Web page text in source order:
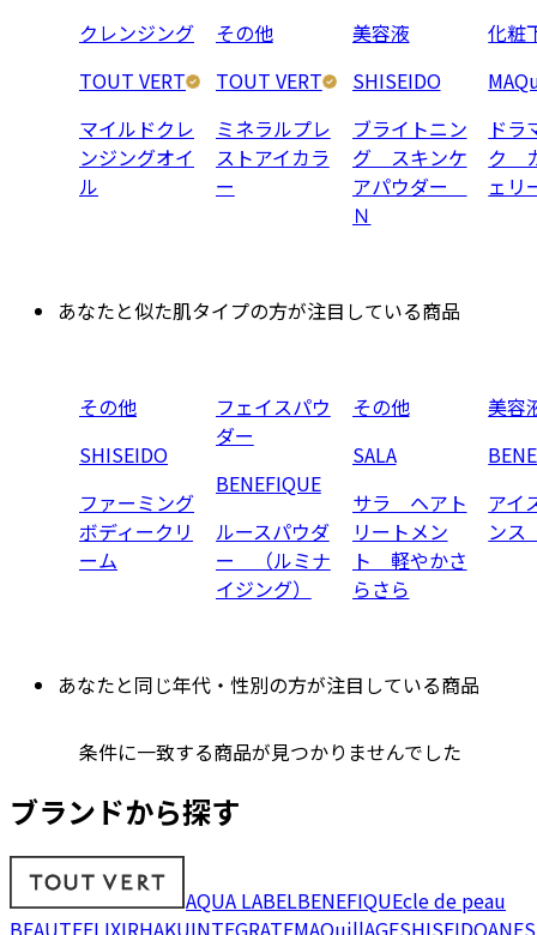
クレンジング
TOUT VERT
マイルドクレ
ンジングオイ
ル
その他
TOUT VERT
ミネラルプレ
ストアイカラ
ー
美容液
SHISEIDO
ブライトニン
グ スキンケ
アパウダー
Ｎ
化粧
ドラ
ク
ェ
あなたと似た肌タイプの方が注目している商品
その他
SHISEIDO
ファーミング
ボディークリ
ーム
フェイスパウ
ダー
BENEFIQUE
ルースパウダ
ー （ルミナ
イジング）
その他
SALA
サラ ヘアト
リートメン
ト 軽やかさ
らさら
美容
アイ
ン
あなたと同じ年代・性別の方が注目している商品
条件に一致する商品が見つかりませんでした
ブランドから探す
AQUA LABELBENEFIQUEcle de peau
BEAUTEELIXIRHAKUINTEGRATEMAQuillAGESHISEIDO